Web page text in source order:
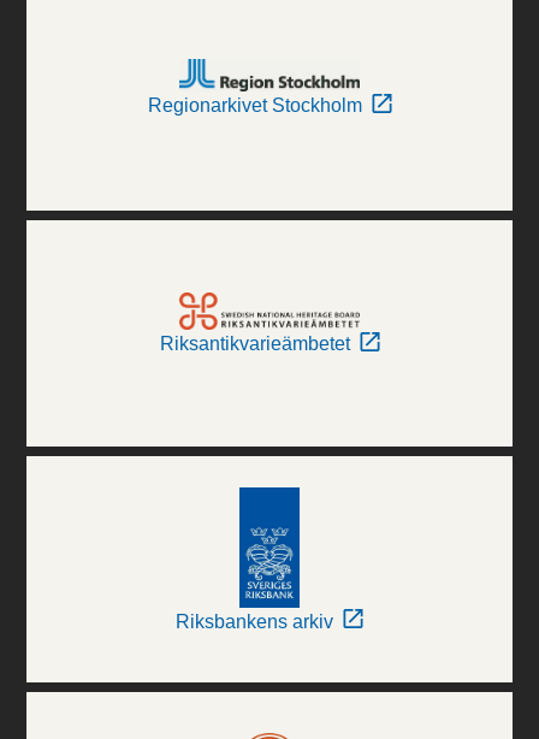
Regionarkivet Stockholm
Riksantikvarieämbetet
Riksbankens arkiv